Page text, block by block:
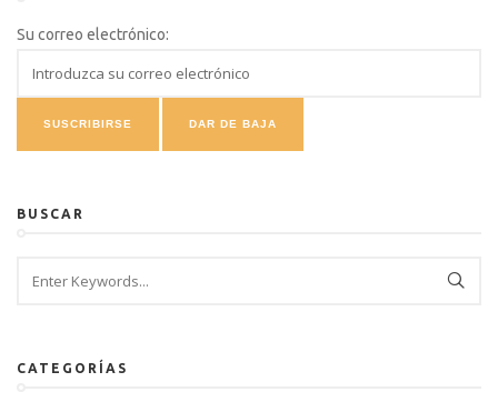
Su correo electrónico:
BUSCAR
CATEGORÍAS